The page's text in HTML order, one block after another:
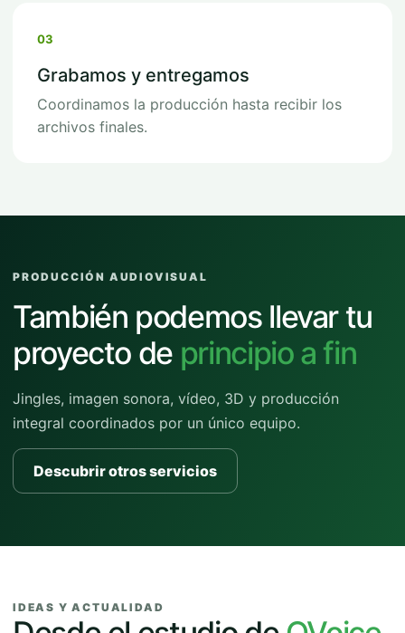
03
Grabamos y entregamos
Coordinamos la producción hasta recibir los
archivos finales.
PRODUCCIÓN AUDIOVISUAL
También podemos llevar tu
proyecto de principio a fin
Jingles, imagen sonora, vídeo, 3D y producción
integral coordinados por un único equipo.
Descubrir otros servicios
IDEAS Y ACTUALIDAD